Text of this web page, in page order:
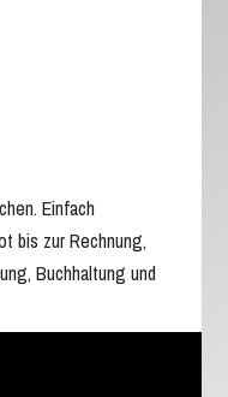
Einfach
bis zur Rechnung,
Buchhaltung und